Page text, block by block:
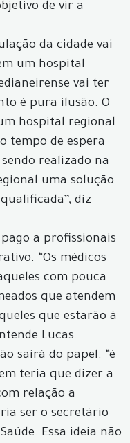
de vir a
da cidade vai
um hospital
vai ter
é pura ilusão. O
hospital regional
tempo de espera
realizado na
uma solução
diz
a profissionais
“Os médicos
com pouca
que atendem
que estarão à
Lucas.
sairá do papel. “é
teria que dizer a
relação a
ser o secretário
Essa ideia não